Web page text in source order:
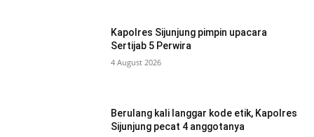
Kapolres Sijunjung pimpin upacara
Sertijab 5 Perwira
4 August 2026
Berulang kali langgar kode etik, Kapolres
Sijunjung pecat 4 anggotanya